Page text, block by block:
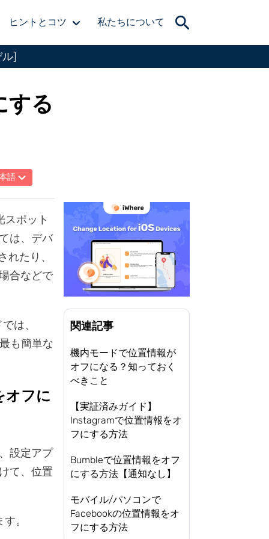
ヒントとコツ 私たちについて
]
する
語
スポット
は、デバ
たり、
合などで
は、
も簡単な
オフに
設定アプ
て、位置
。
関連記事
機内モードで位置情報が
オフになる？知っておく
べきこと
【実証済みガイド】
Instagramで位置情報をオ
フにする方法
Bumbleで位置情報をオフ
にする方法【通知なし】
モバイル/パソコンで
Facebookの位置情報をオ
フにする方法